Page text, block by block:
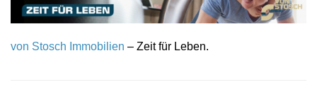
von Stosch Immobilien – Zeit für Leben.